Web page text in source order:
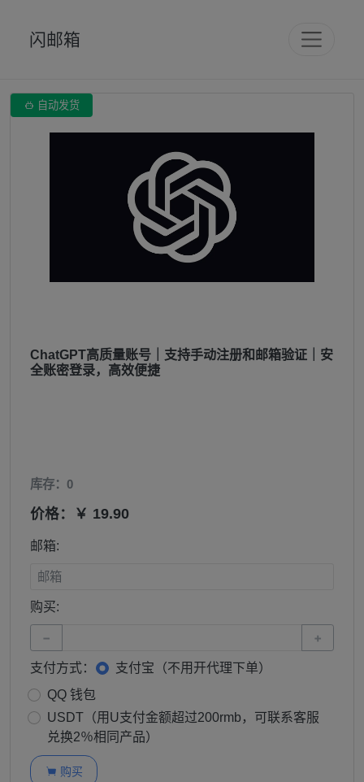
闪邮箱
 自动发货
ChatGPT高质量账号｜支持手动注册和邮箱验证｜安
全账密登录，高效便捷
库存：0
价格：￥ 19.90
邮箱:
购买:
− +
支付方式：
支付宝（不用开代理下单）
QQ 钱包
USDT（用U支付金额超过200rmb，可联系客服
兑换2％相同产品）
 购买